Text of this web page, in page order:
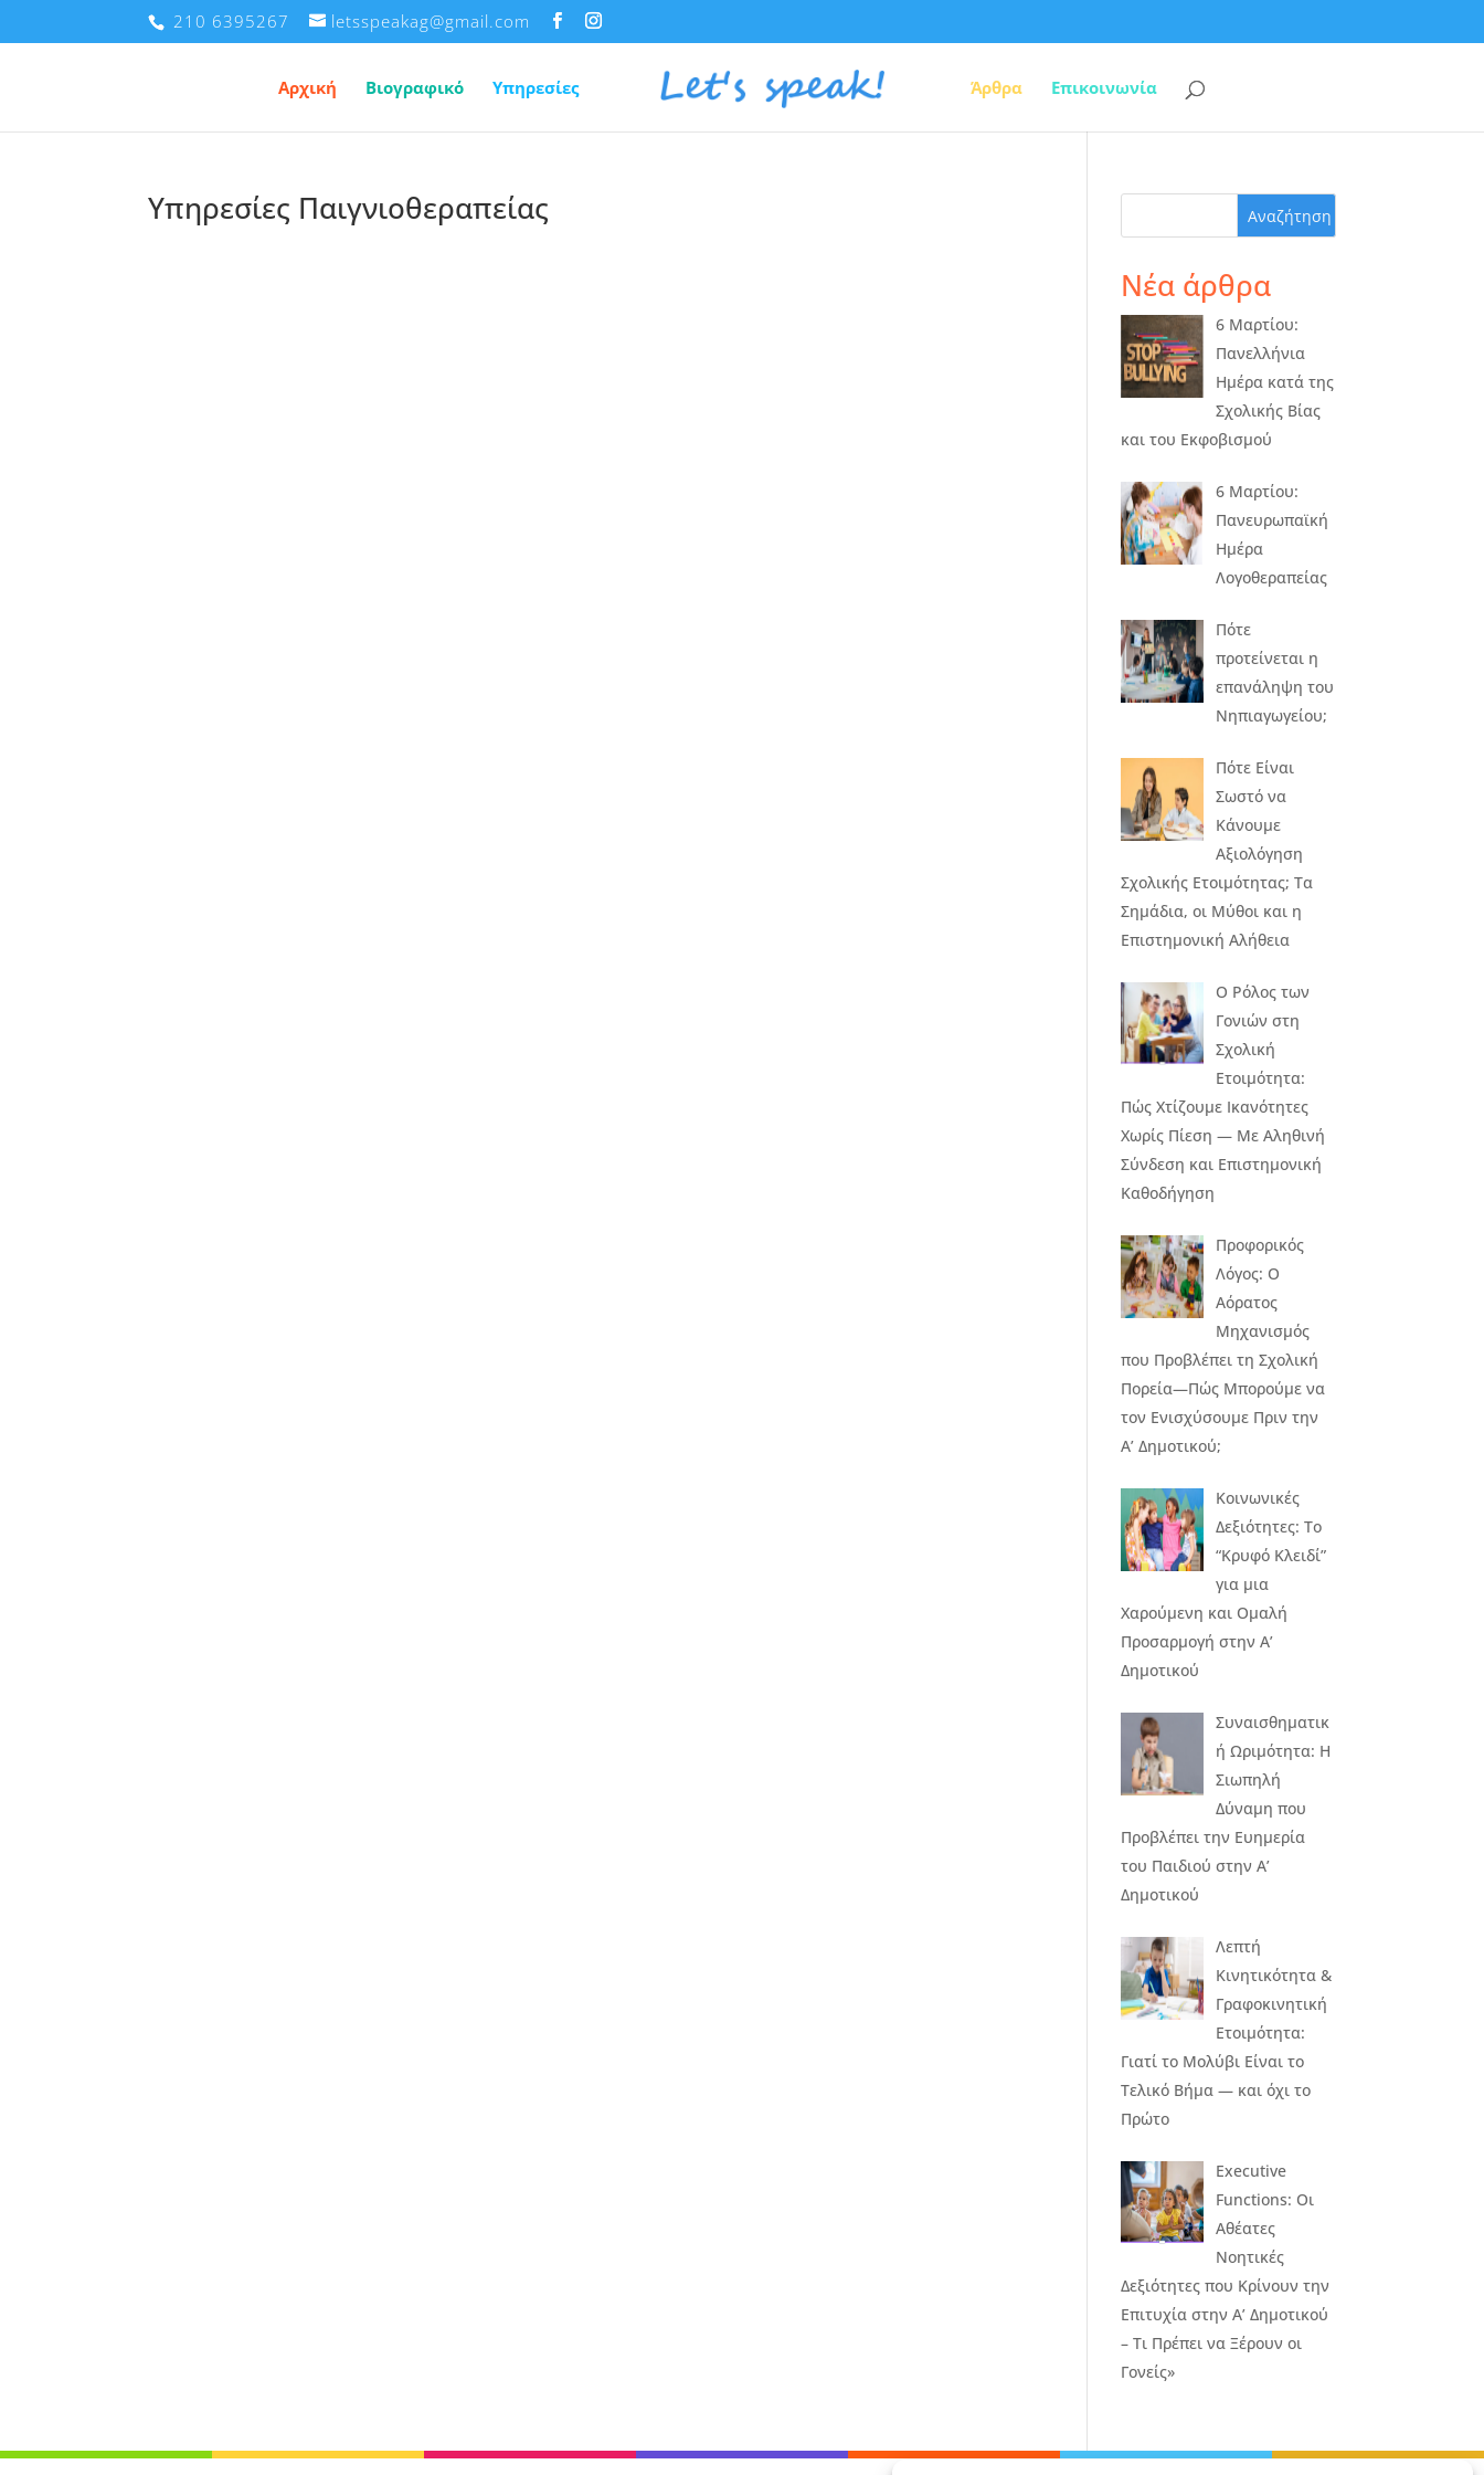
210 6395267 letsspeakag@gmail.com
Αρχική Βιογραφικό Υπηρεσίες Άρθρα Επικοινωνία
Υπηρεσίες Παιγνιοθεραπείας
Νέα άρθρα
6 Μαρτίου:
Πανελλήνια
Ημέρα κατά της
Σχολικής Βίας
και του Εκφοβισμού
6 Μαρτίου:
Πανευρωπαϊκή
Ημέρα
Λογοθεραπείας
Πότε
προτείνεται η
επανάληψη του
Νηπιαγωγείου;
Πότε Είναι
Σωστό να
Κάνουμε
Αξιολόγηση
Σχολικής Ετοιμότητας; Τα
Σημάδια, οι Μύθοι και η
Επιστημονική Αλήθεια
Ο Ρόλος των
Γονιών στη
Σχολική
Ετοιμότητα:
Πώς Χτίζουμε Ικανότητες
Χωρίς Πίεση — Με Αληθινή
Σύνδεση και Επιστημονική
Καθοδήγηση
Προφορικός
Λόγος: Ο
Αόρατος
Μηχανισμός
που Προβλέπει τη Σχολική
Πορεία—Πώς Μπορούμε να
τον Ενισχύσουμε Πριν την
Α’ Δημοτικού;
Κοινωνικές
Δεξιότητες: Το
“Κρυφό Κλειδί”
για μια
Χαρούμενη και Ομαλή
Προσαρμογή στην Α’
Δημοτικού
Συναισθηματικ
ή Ωριμότητα: Η
Σιωπηλή
Δύναμη που
Προβλέπει την Ευημερία
του Παιδιού στην Α’
Δημοτικού
Λεπτή
Κινητικότητα &
Γραφοκινητική
Ετοιμότητα:
Γιατί το Μολύβι Είναι το
Τελικό Βήμα — και όχι το
Πρώτο
Executive
Functions: Οι
Αθέατες
Νοητικές
Δεξιότητες που Κρίνουν την
Επιτυχία στην Α’ Δημοτικού
– Τι Πρέπει να Ξέρουν οι
Γονείς»